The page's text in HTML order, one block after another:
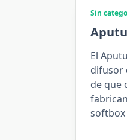
Sin
El
difusor
de que
softbox